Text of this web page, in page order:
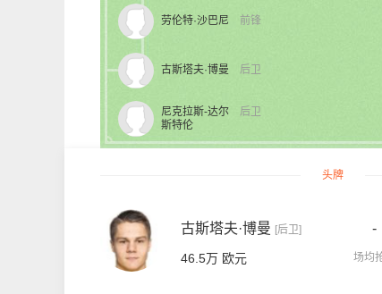
前锋
劳伦特·沙巴尼
后卫
古斯塔夫·博曼
后卫
尼克拉斯-达尔
斯特伦
头牌
古斯塔夫·博曼 [后卫]
46.5万 欧元
-
场均